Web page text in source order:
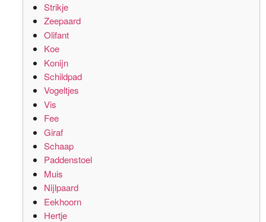
Strikje
Zeepaard
Olifant
Koe
Konijn
Schildpad
Vogeltjes
Vis
Fee
Giraf
Schaap
Paddenstoel
Muis
Nijlpaard
Eekhoorn
Hertje